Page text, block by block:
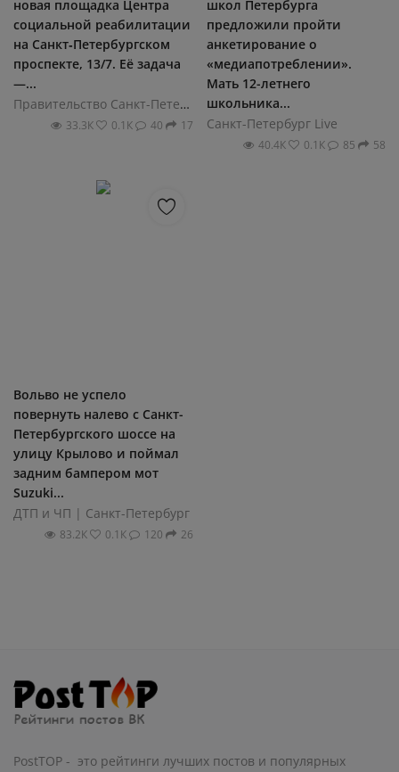
новая площадка Центра
социальной реабилитации
на Санкт‑Петербургском
проспекте, 13/7. Её задача
—...
Правительство Санкт-Петербурга
33.3К 0.1К 40 17
школ Петербурга
предложили пройти
анкетирование о
«медиапотреблении».
Мать 12-летнего
школьника...
Санкт-Петербург Live
40.4К 0.1К 85 58
Вольво не успело
повернуть налево с Санкт-
Петербургского шоссе на
улицу Крылово и поймал
задним бампером мот
Suzuki...
ДТП и ЧП | Санкт-Петербург
83.2К 0.1К 120 26
PostTOP - это рейтинги лучших постов и популярных